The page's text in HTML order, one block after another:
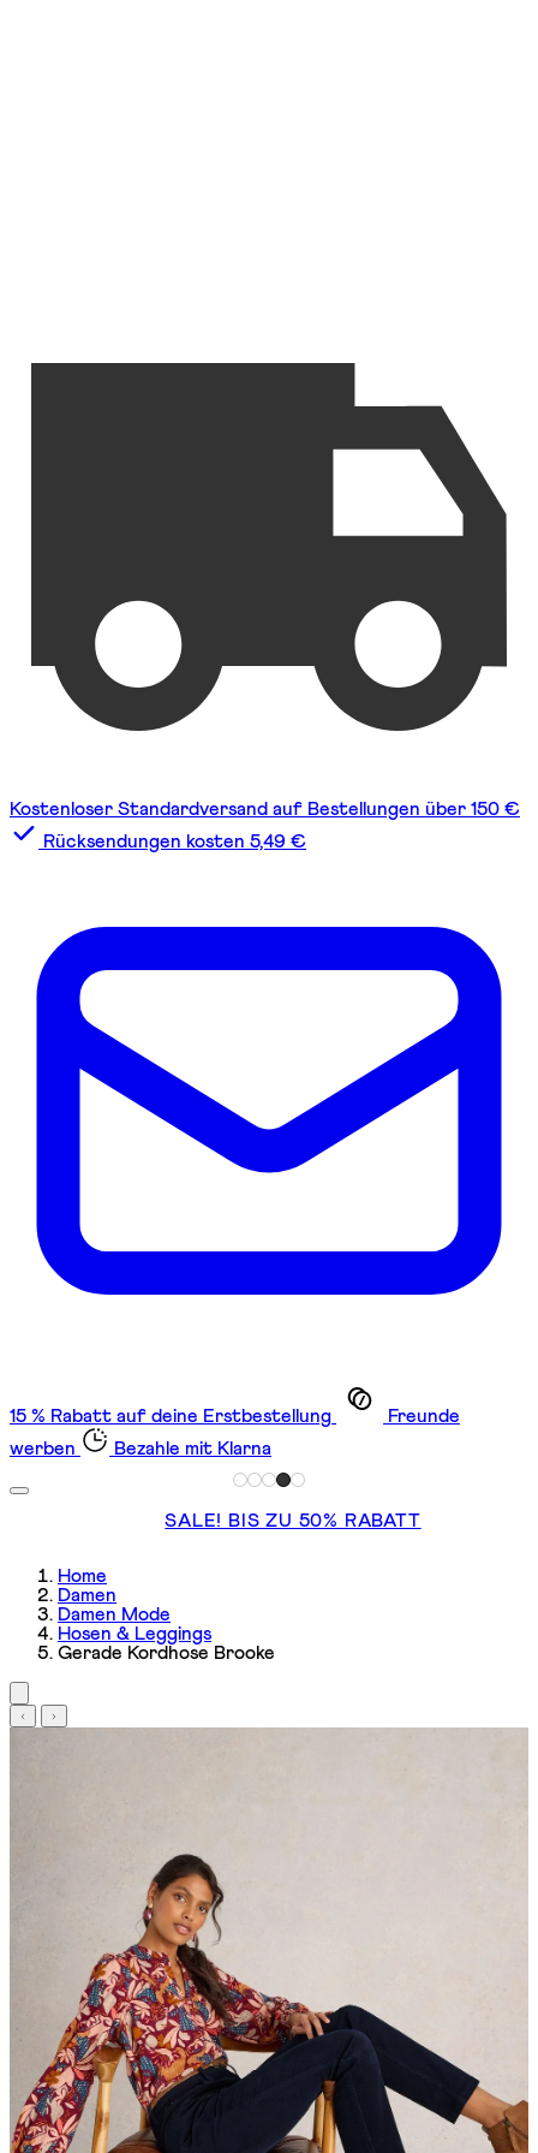
Kostenloser Standardversand auf Bestellungen über 150 €
Rücksendungen kosten 5,49 €
15 % Rabatt auf deine Erstbestellung
Freunde
werben
Bezahle mit Klarna
SALE! BIS ZU 50% RABATT
Home
Damen
Damen Mode
Hosen & Leggings
Gerade Kordhose Brooke